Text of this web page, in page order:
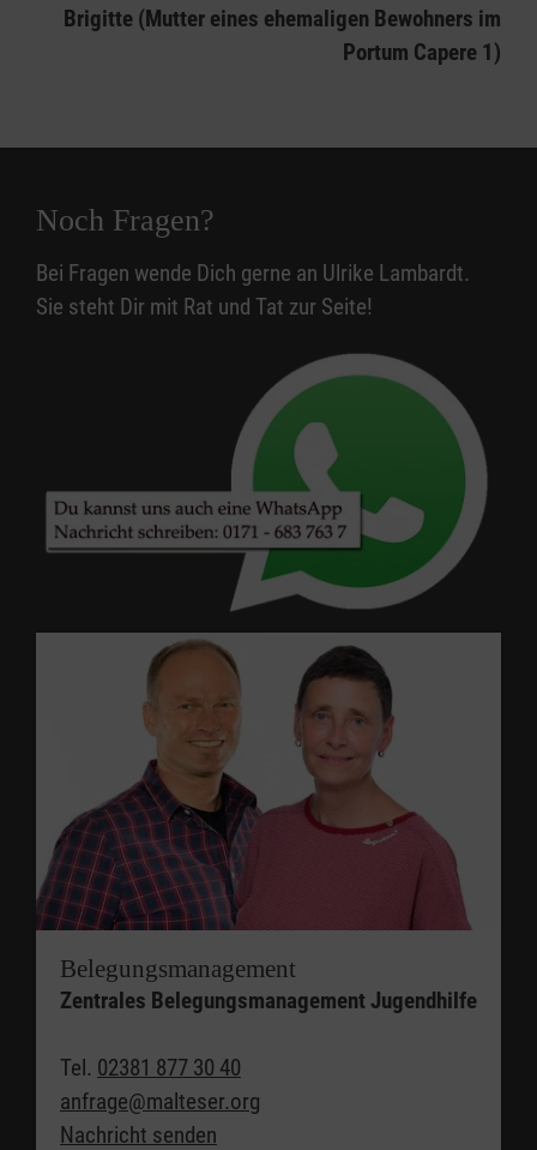
Brigitte (Mutter eines ehemaligen Bewohners im
Portum Capere 1)
Noch Fragen?
Bei Fragen wende Dich gerne an Ulrike Lambardt.
Sie steht Dir mit Rat und Tat zur Seite!
Belegungsmanagement
Zentrales Belegungsmanagement Jugendhilfe
Tel. 02381 877 30 40
anfrage@malteser.org
Nachricht senden